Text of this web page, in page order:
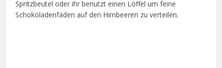
Spritzbeutel oder ihr benutzt einen Löffel um feine
Schokoladenfäden auf den Himbeeren zu verteilen.